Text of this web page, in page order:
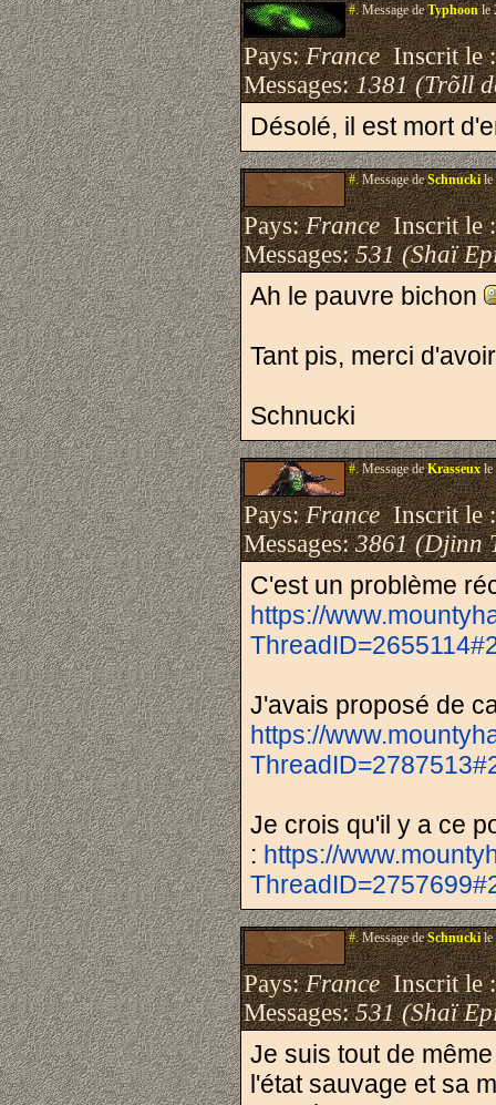
#.Message deTyphoonle
Pays:FranceInscrit le
Messages:1381 (Trõll
Désolé, il est mort
#.Message deSchnuckile
Pays:FranceInscrit le
Messages:531 (Shaï
Ah le pauvre bichon
Tant pis, merci
Schnucki
#.Message deKrasseuxle
Pays:FranceInscrit le
Messages:3861 (Djinn
C'est un problème
https://
J'avais proposé de
https://
Je crois qu'il y a ce
: https://
#.Message deSchnuckile
Pays:FranceInscrit le
Messages:531 (Shaï
Je suis tout de
l'état sauvage et sa